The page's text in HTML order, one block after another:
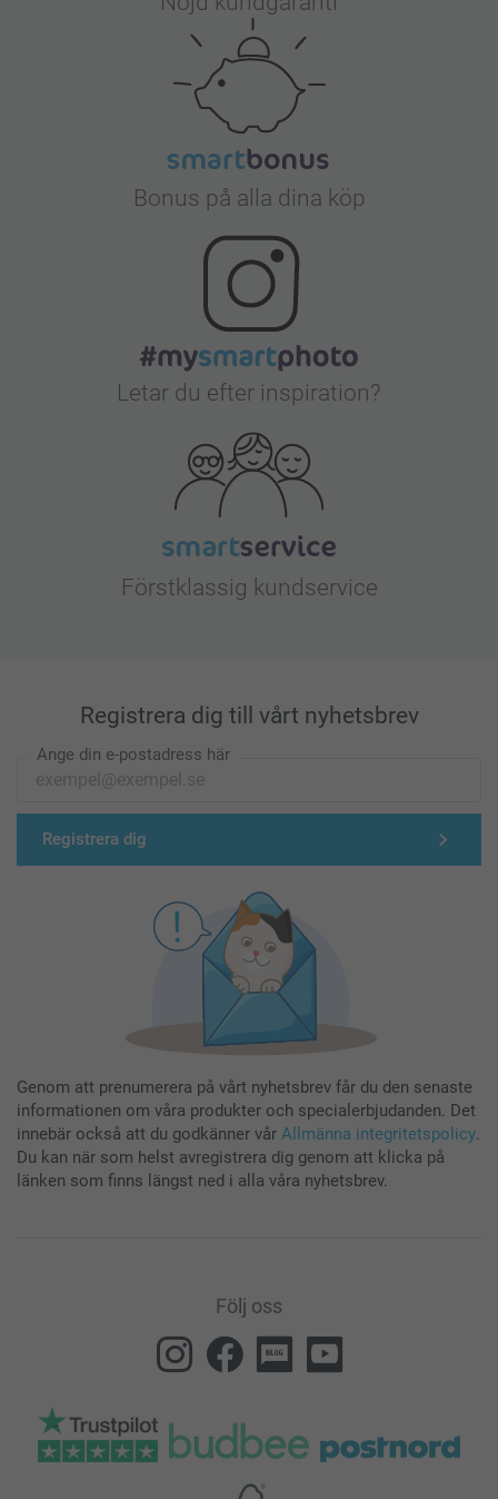
Bonus på alla dina köp
Letar du efter inspiration?
Förstklassig kundservice
Registrera dig till vårt nyhetsbrev
Ange din e-postadress här
Registrera dig
Genom att prenumerera på vårt nyhetsbrev får du den senaste
informationen om våra produkter och specialerbjudanden. Det
innebär också att du godkänner vår Allmänna integritetspolicy.
Du kan när som helst avregistrera dig genom att klicka på
länken som finns längst ned i alla våra nyhetsbrev.
Följ oss